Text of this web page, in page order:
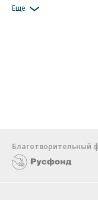
Еще
Благотворительный